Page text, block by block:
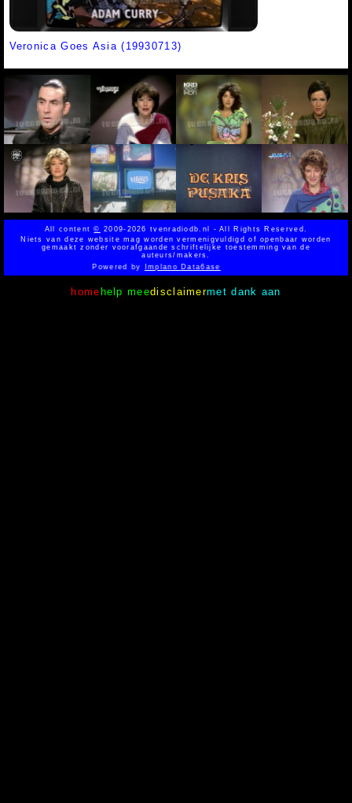
Veronica Goes Asia (19930713)
All content© 2009-2026 tvenradiodb.nl - All Rights Reserved.
Niets van deze website mag worden vermenigvuldigd of openbaar worden
gemaakt zonder voorafgaande schriftelijke toestemming van de
auteurs/makers.
Powered by Implano Data6ase
homehelp meedisclaimermet dank aan